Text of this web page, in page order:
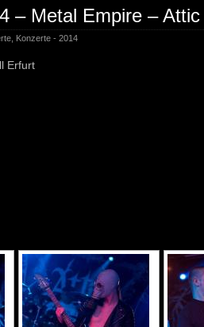
– Metal Empire – Attic
Konzerte - 2014
Erfurt